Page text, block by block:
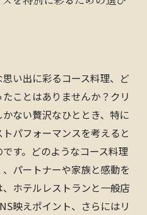
い出に彩るコース料理、ど
ことはありませんか？クリ
ない贅沢なひととき、特に
パフォーマンスを考えると
す。どのようなコース料理
パートナーや家族と感動を
、ホテルレストランと一般店
映えポイント、さらにはリ